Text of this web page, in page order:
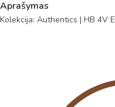
Aprašymas
Kolekcija: Authentics | HB 4V E